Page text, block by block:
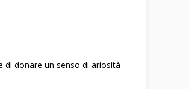
donare un senso di ariosità